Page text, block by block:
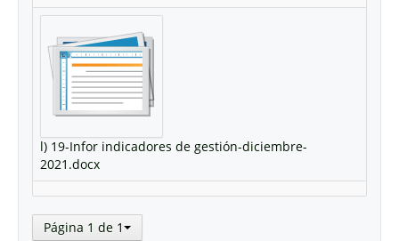
l) 19-Infor indicadores de gestión-diciembre-
2021.docx
Página 1 de 1